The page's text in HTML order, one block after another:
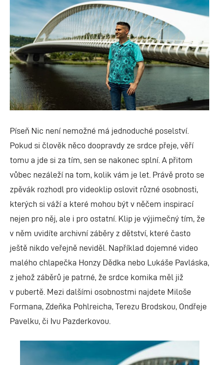
Píseň Nic není nemožné má jednoduché poselství.
Pokud si člověk něco doopravdy ze srdce přeje, věří
tomu a jde si za tím, sen se nakonec splní. A přitom
vůbec nezáleží na tom, kolik vám je let. Právě proto se
zpěvák rozhodl pro videoklip oslovit různé osobnosti,
kterých si váží a které mohou být v něčem inspirací
nejen pro něj, ale i pro ostatní. Klip je výjimečný tím, že
v něm uvidíte archivní záběry z dětství, které často
ještě nikdo veřejně neviděl. Například dojemné video
malého chlapečka Honzy Dědka nebo Lukáše Pavláska,
z jehož záběrů je patrné, že srdce komika měl již
v pubertě. Mezi dalšími osobnostmi najdete Miloše
Formana, Zdeňka Pohlreicha, Terezu Brodskou, Ondřeje
Pavelku, či Ivu Pazderkovou.